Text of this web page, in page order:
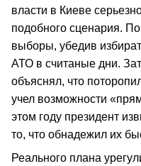
власти в Киеве
подобного сценария.
выборы, убедив
АТО в считаные дни.
объяснял, что
учел возможности
этом году президент
то, что обнадежил их
Реального плана